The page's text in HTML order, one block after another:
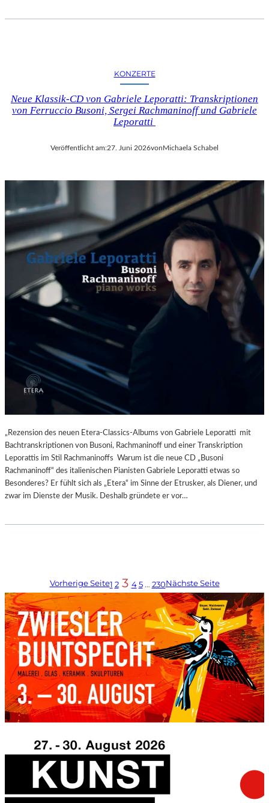
KONZERTE
Neue Klassik-CD von Gabriele Leporatti: Transkriptionen
von Ferruccio Busoni, Sergei Rachmaninoff und Gabriele
Leporatti
Veröffentlicht am:27. Juni 2026von Michaela Schabel
„Rezension des neuen Etera-Classics-Albums von Gabriele Leporatti mit
Bachtranskriptionen von Busoni, Rachmaninoff und einer Transkription
Leporattis im Stil Rachmaninoffs Warum ist die neue CD „Busoni
Rachmaninoff“ des italienischen Pianisten Gabriele Leporatti etwas so
Besonderes? Er fühlt sich als „Etera“ im Sinne der Etrusker, als Diener, und
zwar im Dienste der Musik. Deshalb gründete er vor…
Vorherige Seite1 2 3 4 5 … 230Nächste Seite